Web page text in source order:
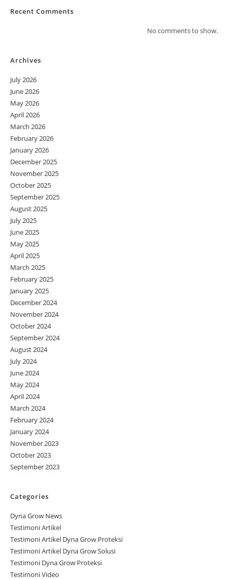
Recent Comments
No comments to show.
Archives
July 2026
June 2026
May 2026
April 2026
March 2026
February 2026
January 2026
December 2025
November 2025
October 2025
September 2025
August 2025
July 2025
June 2025
May 2025
April 2025
March 2025
February 2025
January 2025
December 2024
November 2024
October 2024
September 2024
August 2024
July 2024
June 2024
May 2024
April 2024
March 2024
February 2024
January 2024
November 2023
October 2023
September 2023
Categories
Dyna Grow News
Testimoni Artikel
Testimoni Artikel Dyna Grow Proteksi
Testimoni Artikel Dyna Grow Solusi
Testimoni Dyna Grow Proteksi
Testimoni Video